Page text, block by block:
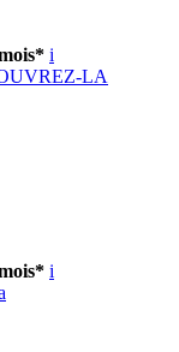
i
LA
i